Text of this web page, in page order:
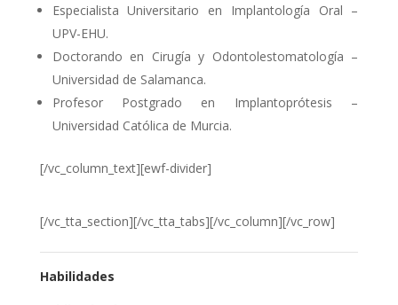
Especialista Universitario en Implantología Oral –
UPV-EHU.
Doctorando en Cirugía y Odontolestomatología –
Universidad de Salamanca.
Profesor Postgrado en Implantoprótesis –
Universidad Católica de Murcia.
[/vc_column_text][ewf-divider]
[/vc_tta_section][/vc_tta_tabs][/vc_column][/vc_row]
Habilidades